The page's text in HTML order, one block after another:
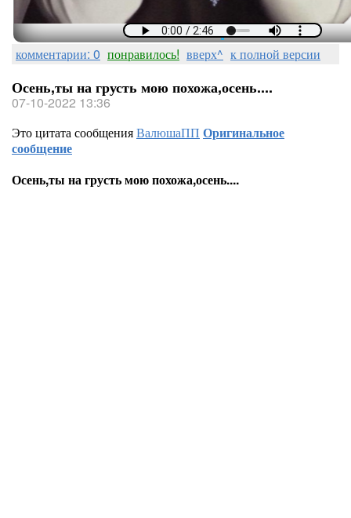
комментарии: 0 понравилось! вверх^ к полной версии
Осень,ты на грусть мою похожа,осень....
07-10-2022 13:36
Это цитата сообщенияВалюшаПП Оригинальное
сообщение
Осень,ты на грусть мою похожа,осень....